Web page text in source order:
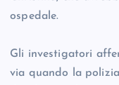
ospedale.
Gli investigatori
via quando la